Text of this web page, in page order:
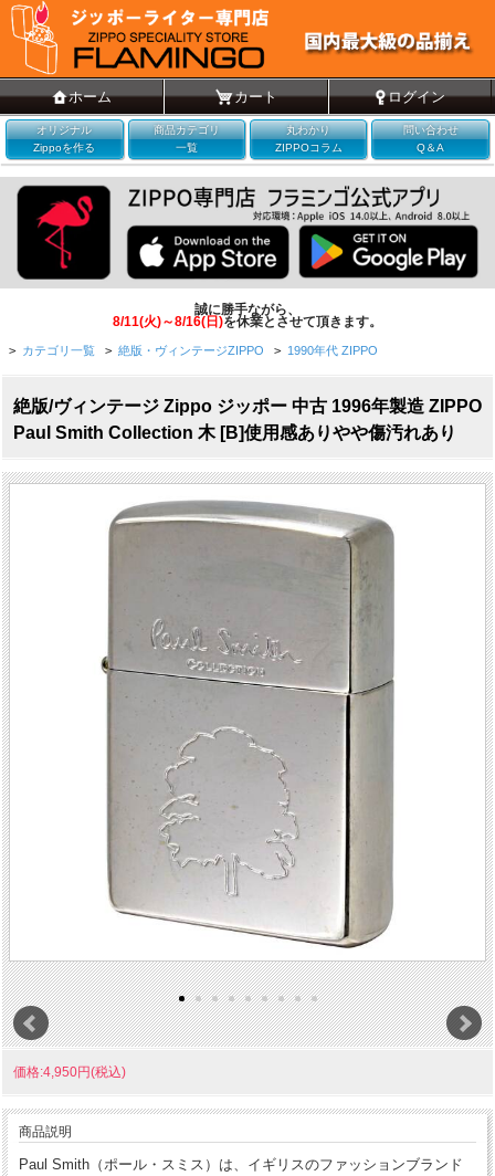
ホーム カート ログイン
オリジナル
Zippoを作る
商品カテゴリ
一覧
丸わかり
ZIPPOコラム
問い合わせ
Q＆A
誠に勝手ながら、
8/11(火)～8/16(日)を休業とさせて頂きます。
> カテゴリ一覧 > 絶版・ヴィンテージZIPPO > 1990年代 ZIPPO
絶版/ヴィンテージ Zippo ジッポー 中古 1996年製造 ZIPPO
Paul Smith Collection 木 [B]使用感ありやや傷汚れあり
価格:4,950円(税込)
商品説明
Paul Smith（ポール・スミス）は、イギリスのファッションブランド